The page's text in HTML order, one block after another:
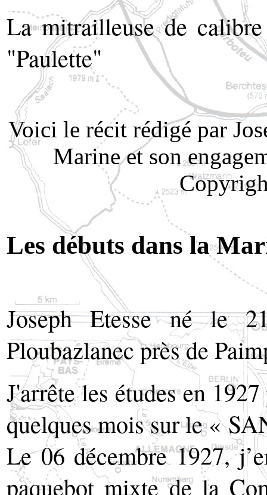
La mitrailleuse de
"Paulette"
Voici le récit rédigé par
Marine et son
Les débuts dans la
Joseph Etesse né le
Ploubazlanec près de
J'arrête les études en
quelques mois sur le «
Le 06 décembre 1927,
paquebot mixte de la